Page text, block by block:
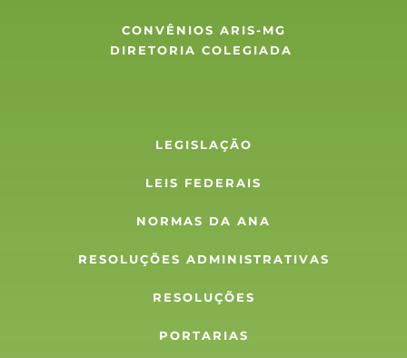
CONVÊNIOS ARIS-MG
DIRETORIA COLEGIADA
LEGISLAÇÃO
LEIS FEDERAIS
NORMAS DA ANA
RESOLUÇÕES ADMINISTRATIVAS
RESOLUÇÕES
PORTARIAS